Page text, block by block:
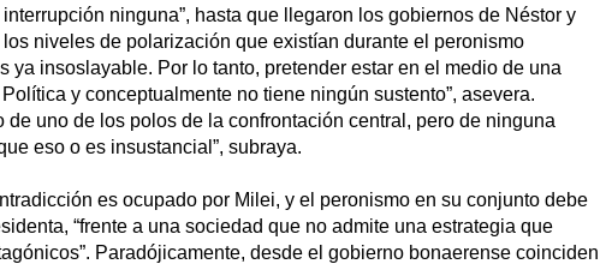
ninguna”, hasta que llegaron los gobiernos de Néstor y
niveles de polarización que existían durante el peronismo
ya insoslayable. Por lo tanto, pretender estar en el medio de una
y conceptualmente no tiene ningún sustento”, asevera.
uno de los polos de la confrontación central, pero de ninguna
eso o es insustancial”, subraya.
es ocupado por Milei, y el peronismo en su conjunto debe
“frente a una sociedad que no admite una estrategia que
Paradójicamente, desde el gobierno bonaerense coinciden